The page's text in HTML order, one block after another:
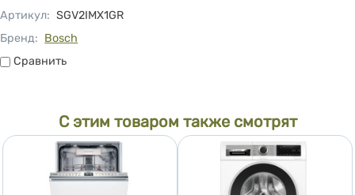
Артикул: SGV2IMX1GR
Бренд: Bosch
СравнитьСравнить
С этим товаром также смотрят